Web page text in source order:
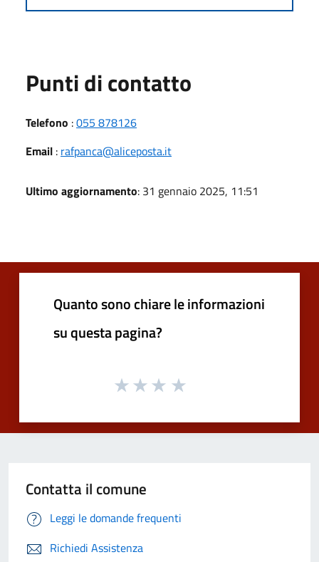
Punti di contatto
Telefono :055 878126
Email : rafpanca@aliceposta.it
Ultimo aggiornamento: 31 gennaio 2025, 11:51
Quanto sono chiare le informazioni
su questa pagina?
Contatta il comune
Leggi le domande frequenti
Richiedi Assistenza